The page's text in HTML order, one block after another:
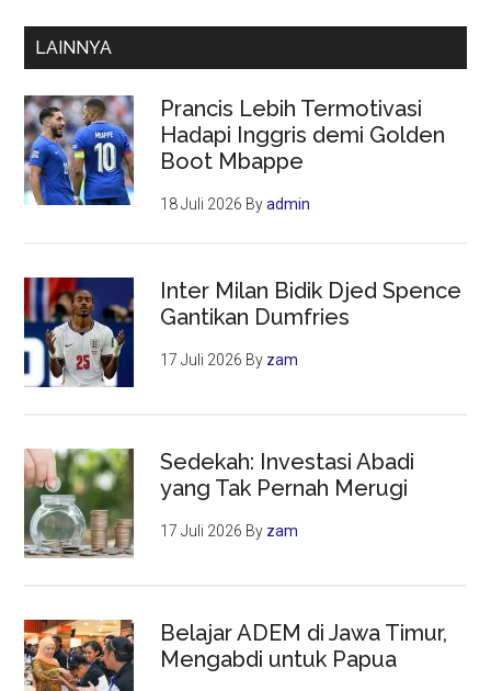
Era
LAINNYA
Prancis Lebih Termotivasi
Hadapi Inggris demi Golden
Boot Mbappe
18 Juli 2026 Byadmin
Inter Milan Bidik Djed Spence
Gantikan Dumfries
17 Juli 2026 By zam
Sedekah: Investasi Abadi
yang Tak Pernah Merugi
17 Juli 2026 By zam
Belajar ADEM di Jawa Timur,
Mengabdi untuk Papua